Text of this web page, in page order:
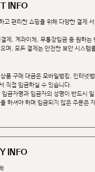
INFO
고 편리한 쇼핑을 위해 다양한 결제
제, 계좌이체, 무통장입금 등 원하는
며, 모든 결제는 안전한 보안 시스템
품 구매 대금은 모바일뱅킹, 인터넷
직접 입금하실 수 있습니다.
입금자명과 입금자의 성명이 반드시
하셔야 하며 입금되지 않은 주문은
INFO